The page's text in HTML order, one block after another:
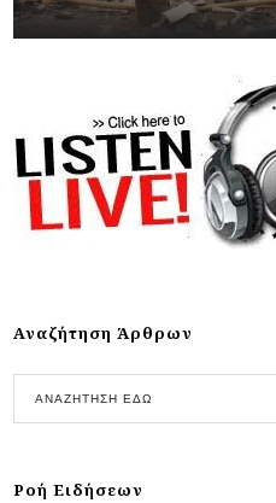
Αναζήτηση Άρθρων
Ροή Ειδήσεων